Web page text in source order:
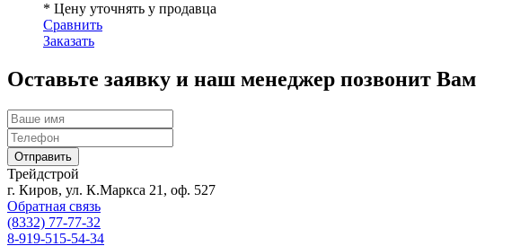
* Цену уточнять у продавца
Сравнить
Заказать
Оставьте заявку и наш менеджер позвонит Вам
Трейдстрой
г. Киров, ул. К.Маркса 21, оф. 527
Обратная связь
(8332) 77-77-32
8-919-515-54-34